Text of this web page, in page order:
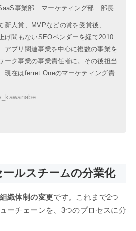
事業部 マーケティング部 部長
新人賞、MVPなどの賞を受賞後、
げ間もないSEOベンダーを経て2010
アプリ関連事業を中心に複数の事業を
ーク事業の事業責任者に。その後担当
現在はferret Oneのマーケティング責
ルスチームの分業化
組織体制の変更です。これまで2つ
ーチェーンを、3つのプロセスに分